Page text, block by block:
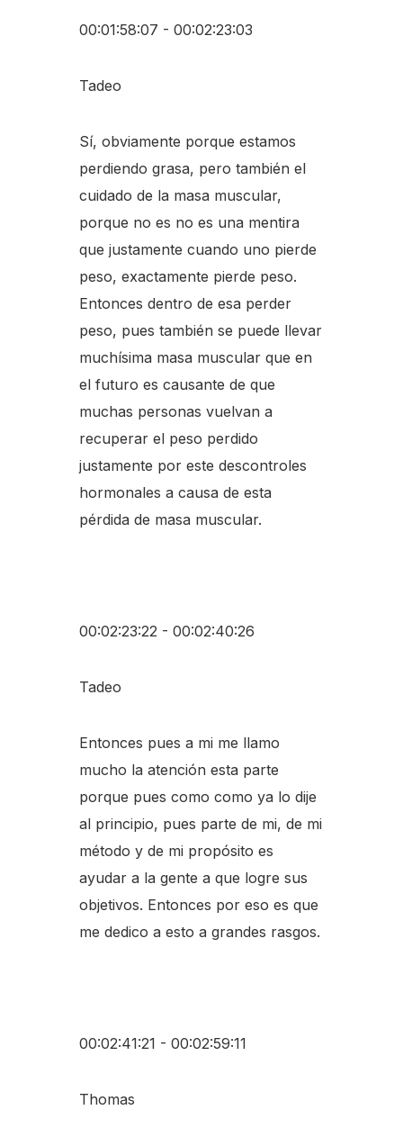
00:01:58:07 - 00:02:23:03
Tadeo
Sí, obviamente porque estamos
perdiendo grasa, pero también el
cuidado de la masa muscular,
porque no es no es una mentira
que justamente cuando uno pierde
peso, exactamente pierde peso.
Entonces dentro de esa perder
peso, pues también se puede llevar
muchísima masa muscular que en
el futuro es causante de que
muchas personas vuelvan a
recuperar el peso perdido
justamente por este descontroles
hormonales a causa de esta
pérdida de masa muscular.
00:02:23:22 - 00:02:40:26
Tadeo
Entonces pues a mi me llamo
mucho la atención esta parte
porque pues como como ya lo dije
al principio, pues parte de mi, de mi
método y de mi propósito es
ayudar a la gente a que logre sus
objetivos. Entonces por eso es que
me dedico a esto a grandes rasgos.
00:02:41:21 - 00:02:59:11
Thomas